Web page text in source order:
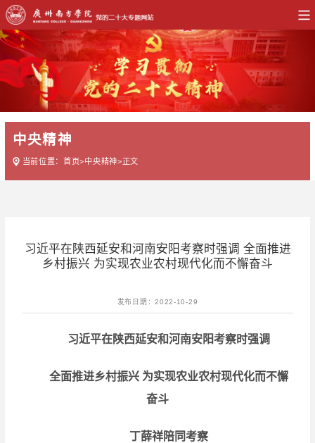
中央精神
当前位置： 首页>中央精神>正文
习近平在陕西延安和河南安阳考察时强调 全面推进
乡村振兴 为实现农业农村现代化而不懈奋斗
发布日期：2022-10-29
习近平在陕西延安和河南安阳考察时强调
全面推进乡村振兴 为实现农业农村现代化而不懈
奋斗
丁薛祥陪同考察